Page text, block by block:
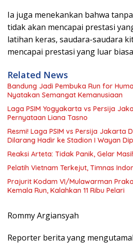
Ia juga menekankan bahwa
tidak akan mencapai prestasi
latihan keras, saudara-saudara
mencapai prestasi yang luar
Related News
Bandung Jadi Pembuka Run for
Nyatakan Semangat Kemanusiaan
Laga PSIM Yogyakarta vs Persija
Pernyataan Liana Tasno
Resmi! Laga PSIM vs Persija Jakarta
Dilarang Hadir ke Stadion I Wayan
Reaksi Arteta: Tidak Panik, Gelar
Pelatih Vietnam Terkejut, Timnas
Prajurit Kodam VI/Mulawarman
Kemala Run, Kalahkan 11 Ribu Pelari
Rommy Argiansyah
Reporter berita yang